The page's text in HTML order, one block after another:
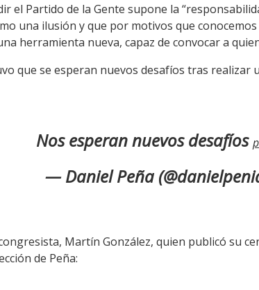
el Partido de la Gente supone la
una ilusión y que por motivos que
herramienta nueva, capaz de convocar a
que se esperan nuevos desafíos tras realizar
Nos esperan nuevos desafíos
— Daniel Peña
Martín González, quien publicó su
de Peña: